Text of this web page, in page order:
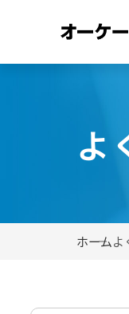
よ
ホームよ